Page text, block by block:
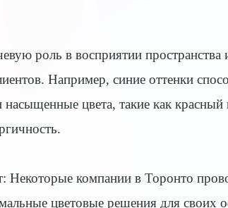
роль в восприятии пространства
Например, синие оттенки
насыщенные цвета, такие как
Некоторые компании в Торонто
цветовые решения для